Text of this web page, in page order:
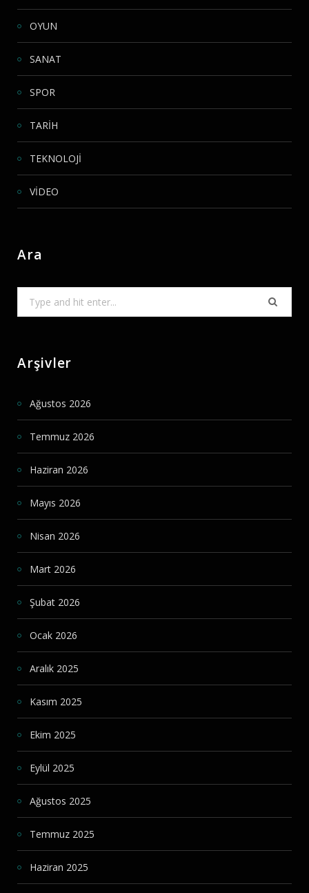
OYUN
SANAT
SPOR
TARİH
TEKNOLOJİ
VİDEO
Ara
Arşivler
Ağustos 2026
Temmuz 2026
Haziran 2026
Mayıs 2026
Nisan 2026
Mart 2026
Şubat 2026
Ocak 2026
Aralık 2025
Kasım 2025
Ekim 2025
Eylül 2025
Ağustos 2025
Temmuz 2025
Haziran 2025